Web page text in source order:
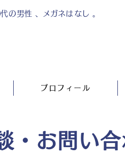
の 男性 、メガネは なし 。
プロフィール
・お問い